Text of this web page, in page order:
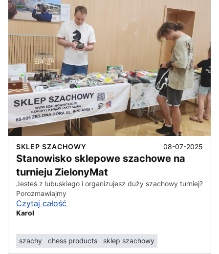
SKLEP SZACHOWY 08-07-2025
Stanowisko sklepowe szachowe na
turnieju ZielonyMat
Jesteś z lubuskiego i organizujesz duży szachowy turniej?
Porozmawiajmy
Czytaj całość
Karol
szachy chess products sklep szachowy